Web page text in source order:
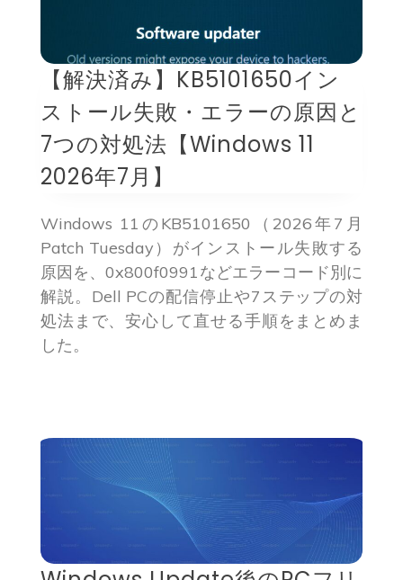
【解決済み】KB5101650イン
ストール失敗・エラーの原因と
7つの対処法【Windows 11
2026年7月】
Windows 11のKB5101650（2026年7月
Patch Tuesday）がインストール失敗する
原因を、0x800f0991などエラーコード別に
解説。Dell PCの配信停止や7ステップの対
処法まで、安心して直せる手順をまとめま
した。